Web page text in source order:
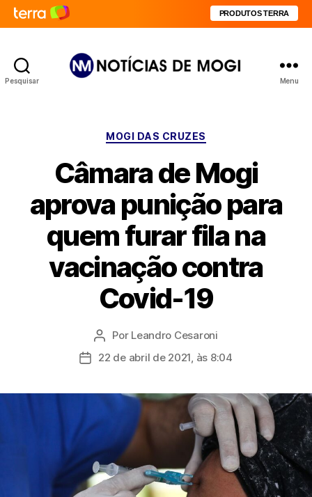
PRODUTOS TERRA
Pesquisar Menu
Categorias
MOGI DAS CRUZES
Câmara de Mogi
aprova punição para
quem furar fila na
vacinação contra
Covid-19
Autor
do
Por Leandro Cesaroni
Data22 de abril de 2021, às 8:04